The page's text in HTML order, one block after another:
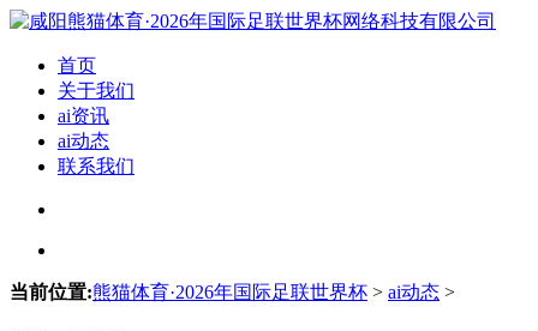
首页
关于我们
ai资讯
ai动态
联系我们
当前位置:熊猫体育·2026年国际足联世界杯 > ai动态 >